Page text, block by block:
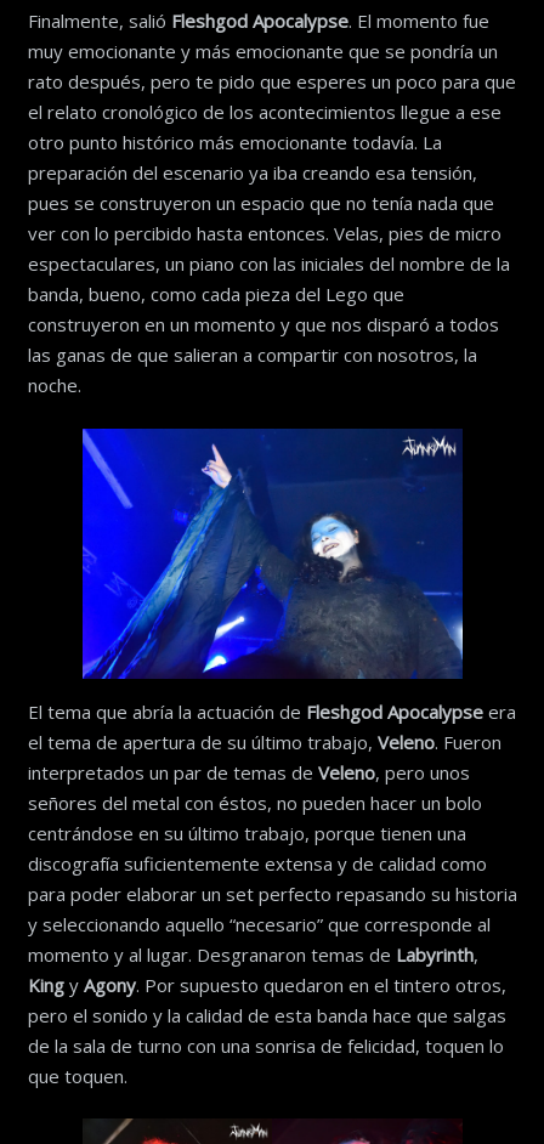
Finalmente, salió Fleshgod Apocalypse. El momento fue
muy emocionante y más emocionante que se pondría un
rato después, pero te pido que esperes un poco para que
el relato cronológico de los acontecimientos llegue a ese
otro punto histórico más emocionante todavía. La
preparación del escenario ya iba creando esa tensión,
pues se construyeron un espacio que no tenía nada que
ver con lo percibido hasta entonces. Velas, pies de micro
espectaculares, un piano con las iniciales del nombre de la
banda, bueno, como cada pieza del Lego que
construyeron en un momento y que nos disparó a todos
las ganas de que salieran a compartir con nosotros, la
noche.
El tema que abría la actuación de Fleshgod Apocalypseera
el tema de apertura de su último trabajo, Veleno. Fueron
interpretados un par de temas de Veleno, pero unos
señores del metal con éstos, no pueden hacer un bolo
centrándose en su último trabajo, porque tienen una
discografía suficientemente extensa y de calidad como
para poder elaborar un set perfecto repasando su historia
y seleccionando aquello “necesario” que corresponde al
momento y al lugar. Desgranaron temas de Labyrinth,
King y Agony. Por supuesto quedaron en el tintero otros,
pero el sonido y la calidad de esta banda hace que salgas
de la sala de turno con una sonrisa de felicidad, toquen lo
que toquen.